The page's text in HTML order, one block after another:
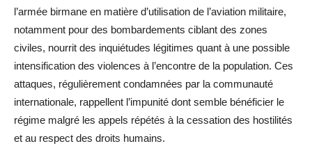
l’armée birmane en matière d’utilisation de l’aviation militaire,
notamment pour des bombardements ciblant des zones
civiles, nourrit des inquiétudes légitimes quant à une possible
intensification des violences à l’encontre de la population. Ces
attaques, régulièrement condamnées par la communauté
internationale, rappellent l’impunité dont semble bénéficier le
régime malgré les appels répétés à la cessation des hostilités
et au respect des droits humains.